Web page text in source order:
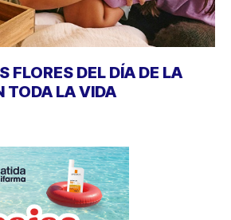
FLORES DEL DÍA DE LA
TODA LA VIDA